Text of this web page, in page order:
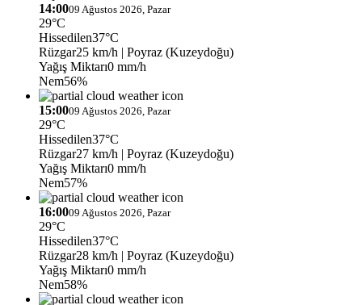
14:0009 Ağustos 2026, Pazar
29°C
Hissedilen37°C
Rüzgar25 km/h | Poyraz (Kuzeydoğu)
Yağış Miktarı0 mm/h
Nem56%
15:0009 Ağustos 2026, Pazar
29°C
Hissedilen37°C
Rüzgar27 km/h | Poyraz (Kuzeydoğu)
Yağış Miktarı0 mm/h
Nem57%
16:0009 Ağustos 2026, Pazar
29°C
Hissedilen37°C
Rüzgar28 km/h | Poyraz (Kuzeydoğu)
Yağış Miktarı0 mm/h
Nem58%